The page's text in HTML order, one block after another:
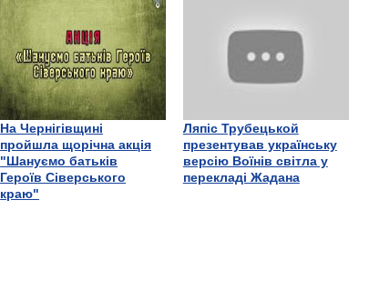
На Чернігівщині
пройшла щорічна акція
"Шануємо батьків
Героїв Сіверського
краю"
Ляпіс Трубецькой
презентував українську
версію Воїнів світла у
перекладі Жадана